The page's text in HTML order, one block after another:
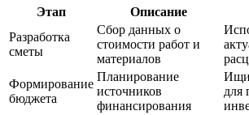
Этап Описание
Разработка
сметы
Сбор данных о
стоимости работ и
материалов
Формирование
бюджета
Планирование
источников
финансирования
для